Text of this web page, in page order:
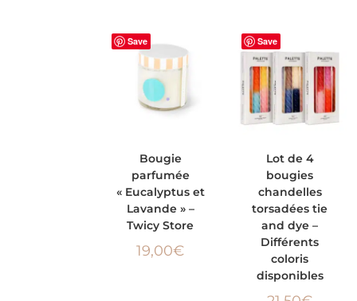
Save
PANIER
Bougie
parfumée
« Eucalyptus et
Lavande » –
Twicy Store
19,00€
Save
OPTIONS
Lot de 4
bougies
chandelles
torsadées tie
and dye –
Différents
coloris
disponibles